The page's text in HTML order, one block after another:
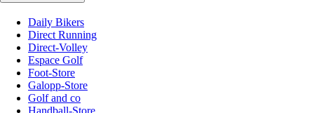
Daily Bikers
Direct Running
Direct-Volley
Espace Golf
Foot-Store
Galopp-Store
Golf and co
Handball-Store